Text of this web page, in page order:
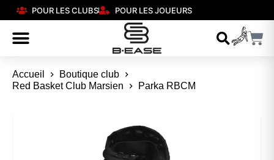
POUR LES CLUBS POUR LES JOUEURS
Accueil
Boutique club
Red Basket Club Marsien
Parka RBCM